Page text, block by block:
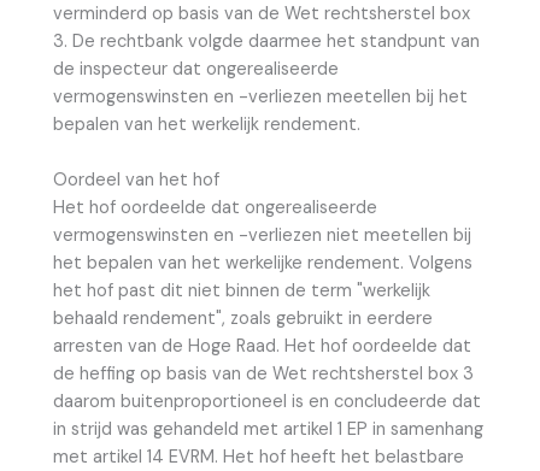
verminderd op basis van de Wet rechtsherstel box
3. De rechtbank volgde daarmee het standpunt van
de inspecteur dat ongerealiseerde
vermogenswinsten en -verliezen meetellen bij het
bepalen van het werkelijk rendement.
Oordeel van het hof
Het hof oordeelde dat ongerealiseerde
vermogenswinsten en -verliezen niet meetellen bij
het bepalen van het werkelijke rendement. Volgens
het hof past dit niet binnen de term "werkelijk
behaald rendement", zoals gebruikt in eerdere
arresten van de Hoge Raad. Het hof oordeelde dat
de heffing op basis van de Wet rechtsherstel box 3
daarom buitenproportioneel is en concludeerde dat
in strijd was gehandeld met artikel 1 EP in samenhang
met artikel 14 EVRM. Het hof heeft het belastbare